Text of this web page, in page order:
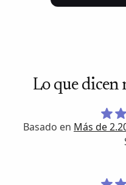
Lo que dicen
Basado en Más de